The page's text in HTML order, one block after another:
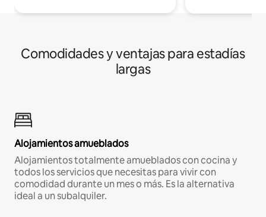
Comodidades y ventajas para estadías
largas
Alojamientos amueblados
Alojamientos totalmente amueblados con cocina y
todos los servicios que necesitas para vivir con
comodidad durante un mes o más. Es la alternativa
ideal a un subalquiler.